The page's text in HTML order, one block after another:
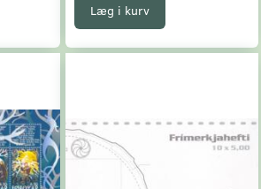
Læg i kurv